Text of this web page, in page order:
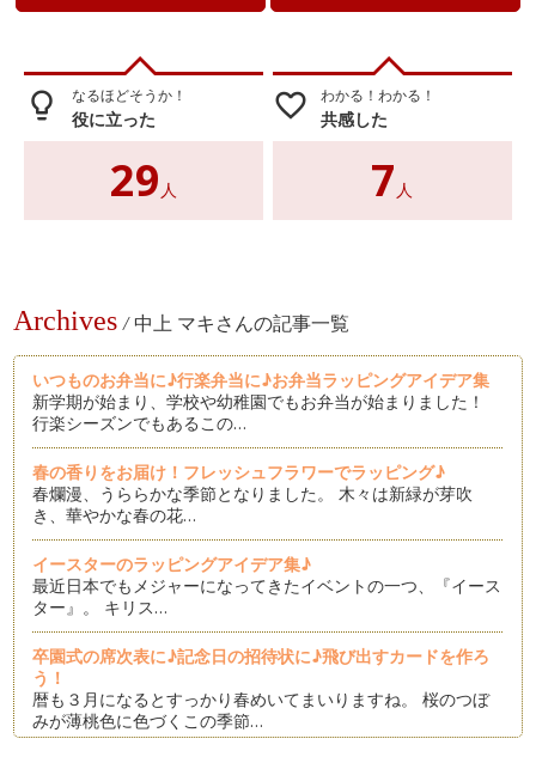
lightbulb_outline なるほどそうか！
役に立った
29 人
favorite_border わかる！わかる！
共感した
7 人
Archives / 中上 マキさんの記事一覧
いつものお弁当に♪行楽弁当に♪お弁当ラッピングアイデア集
新学期が始まり、学校や幼稚園でもお弁当が始まりました！
行楽シーズンでもあるこの…
春の香りをお届け！フレッシュフラワーでラッピング♪
春爛漫、うららかな季節となりました。 木々は新緑が芽吹
き、華やかな春の花…
イースターのラッピングアイデア集♪
最近日本でもメジャーになってきたイベントの一つ、『イース
ター』。 キリス…
卒園式の席次表に♪記念日の招待状に♪飛び出すカードを作ろ
う！
暦も３月になるとすっかり春めいてまいりますね。 桜のつぼ
みが薄桃色に色づくこの季節…